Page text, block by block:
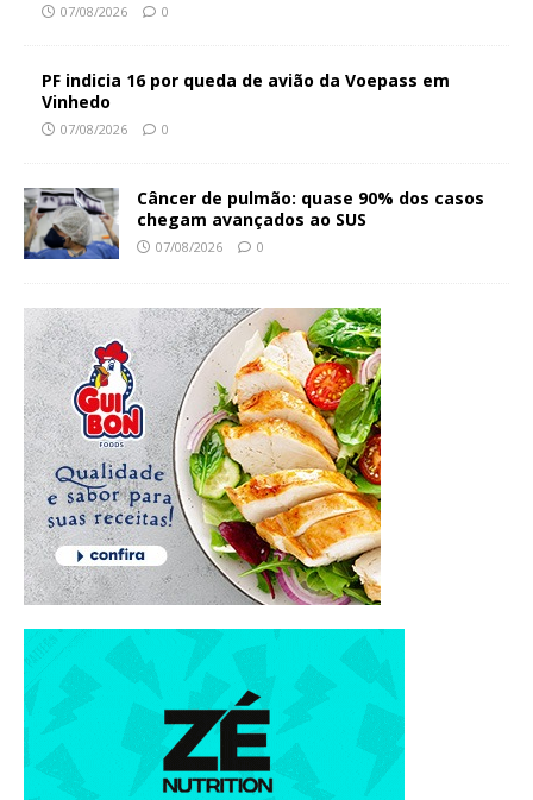
07/08/2026 0
PF indicia 16 por queda de avião da Voepass em
Vinhedo
07/08/2026 0
Câncer de pulmão: quase 90% dos casos
chegam avançados ao SUS
07/08/2026 0